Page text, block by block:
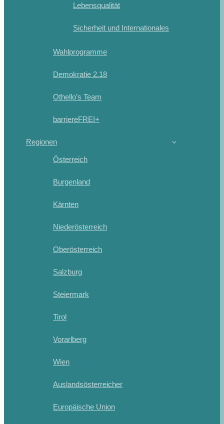
Lebensqualität
Sicherheit und Internationales
Wahlprogramme
Demokratie 2.18
Othello’s Team
barriereFREI+
Regionen
Österreich
Burgenland
Kärnten
Niederösterreich
Oberösterreich
Salzburg
Steiermark
Tirol
Vorarlberg
Wien
Auslandsösterreicher
Europäische Union